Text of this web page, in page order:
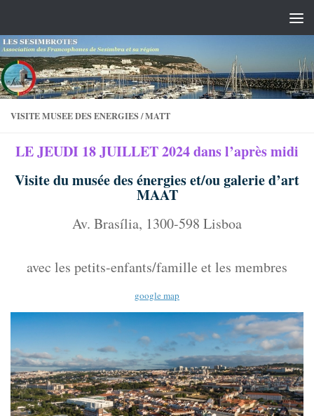
VISITE MUSEE DES ENERGIES / MATT
LE JEUDI 18 JUILLET 2024 dans l’après midi
Visite du musée des énergies et/ou galerie d’art
MAAT
Av. Brasília, 1300-598 Lisboa
avec les petits-enfants/famille et les membres
google map